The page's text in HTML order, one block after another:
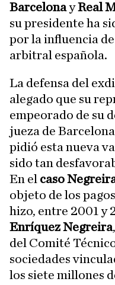
BarcelonayReal
su presidente ha
por la influencia
arbitral española.
La defensa del
alegado que su
empeorado de su
jueza de
pidió esta nueva
sido tan
En el caso
objeto de los
hizo, entre 2001 y
Enríquez Negreira
del Comité
sociedades
los siete millones